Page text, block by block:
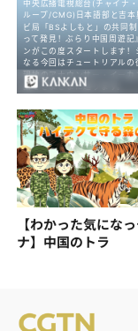
【わかった気にな
ナ】中国のトラ